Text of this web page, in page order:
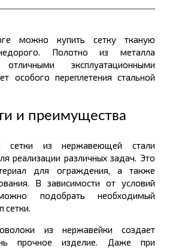
можно купить сетку тканую
Полотно из металла
отличными эксплуатационными
особого переплетения стальной
и преимущества
сетки из нержавеющей стали
реализации различных задач. Это
для ограждения, а также
В зависимости от условий
подобрать необходимый
сетки.
из нержавейки создает
прочное изделие. Даже при